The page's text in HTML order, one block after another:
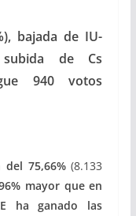
bajada de IU-
subida de Cs
940 votos
75,66%(8.133
mayor que en
ha ganado las